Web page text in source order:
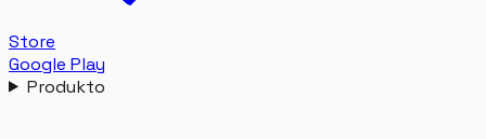
Store
Google Play
Produkto